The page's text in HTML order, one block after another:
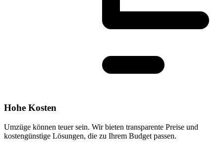
Hohe Kosten
Umzüge können teuer sein. Wir bieten transparente Preise und
kostengünstige Lösungen, die zu Ihrem Budget passen.